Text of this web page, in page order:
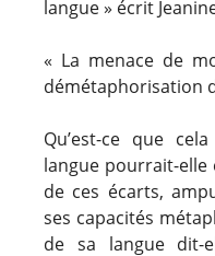
langue » écrit
« La menace de
démétaphorisation
Qu’est-ce que
langue pourrait-elle
de ces écarts,
ses capacités
de sa langue dit-